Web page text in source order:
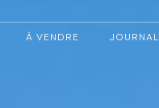
À VENDRE JOURNAL